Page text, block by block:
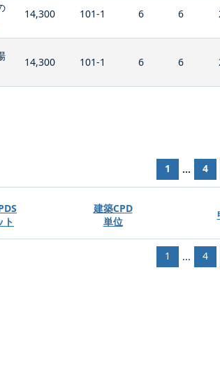
14,300 101-1 6 6
14,300 101-1 6 6
1 ... 4
ト
建築CPD
単位
1 ... 4